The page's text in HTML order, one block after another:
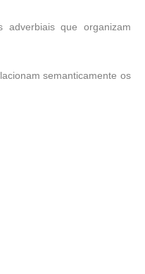
adverbiais que organizam
semanticamente os